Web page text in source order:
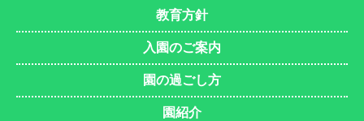
教育方針
入園のご案内
園の過ごし方
園紹介